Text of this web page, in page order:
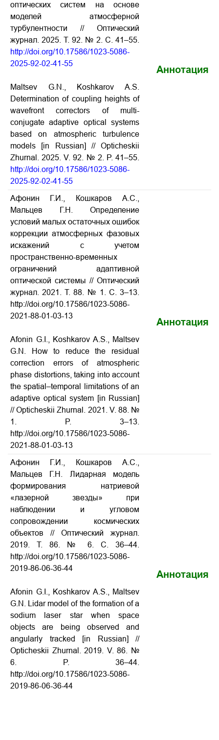
оптических систем на основе
моделей атмосферной
турбулентности // Оптический
журнал. 2025. Т. 92. № 2. С. 41–55.
http://doi.org/10.17586/1023-5086-
2025-92-02-41-55
Maltsev G.N., Koshkarov A.S.
Determination of coupling heights of
wavefront correctors of multi-
conjugate adaptive optical systems
based on atmospheric turbulence
models [in Russian] // Opticheskii
Zhurnal. 2025. V. 92. № 2. P. 41–55.
http://doi.org/10.17586/1023-5086-
2025-92-02-41-55
Аннотация
Афонин Г.И., Кошкаров А.С.,
Мальцев Г.Н. Определение
условий малых остаточных ошибок
коррекции атмосферных фазовых
искажений с учетом
пространственно-временных
ограничений адаптивной
оптической системы // Оптический
журнал. 2021. Т. 88. № 1. С. 3–13.
http://doi.org/10.17586/1023-5086-
2021-88-01-03-13
Afonin G.I., Koshkarov A.S., Maltsev
G.N. How to reduce the residual
correction errors of atmospheric
phase distortions, taking into account
the spatial–temporal limitations of an
adaptive optical system [in Russian]
// Opticheskii Zhurnal. 2021. V. 88. №
1. P. 3–13.
http://doi.org/10.17586/1023-5086-
2021-88-01-03-13
Аннотация
Афонин Г.И., Кошкаров А.С.,
Мальцев Г.Н. Лидарная модель
формирования натриевой
«лазерной звезды» при
наблюдении и угловом
сопровождении космических
объектов // Оптический журнал.
2019. Т. 86. № 6. С. 36–44.
http://doi.org/10.17586/1023-5086-
2019-86-06-36-44
Afonin G.I., Koshkarov A.S., Maltsev
G.N. Lidar model of the formation of a
sodium laser star when space
objects are being observed and
angularly tracked
[in Russian] //
Opticheskii Zhurnal. 2019. V. 86. №
6. P. 36–44.
http://doi.org/10.17586/1023-5086-
2019-86-06-36-44
Аннотация